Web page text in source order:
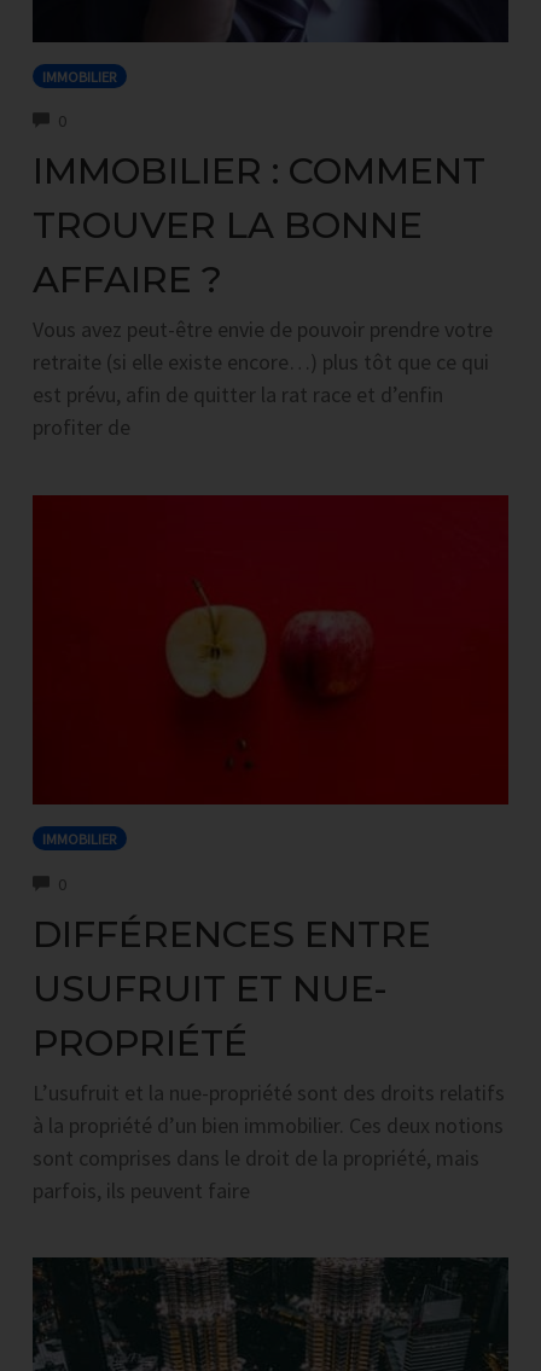
IMMOBILIER
0COMMENTS
IMMOBILIER : COMMENT
TROUVER LA BONNE
AFFAIRE ?
Vous avez peut-être envie de pouvoir prendre votre
retraite (si elle existe encore…) plus tôt que ce qui
est prévu, afin de quitter la rat race et d’enfin
profiter de
IMMOBILIER
0COMMENTS
DIFFÉRENCES ENTRE
USUFRUIT ET NUE-
PROPRIÉTÉ
L’usufruit et la nue-propriété sont des droits relatifs
à la propriété d’un bien immobilier. Ces deux notions
sont comprises dans le droit de la propriété, mais
parfois, ils peuvent faire